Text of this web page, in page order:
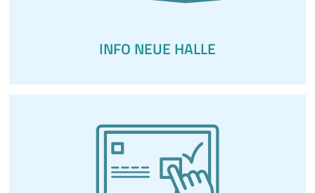
INFO NEUE HALLE